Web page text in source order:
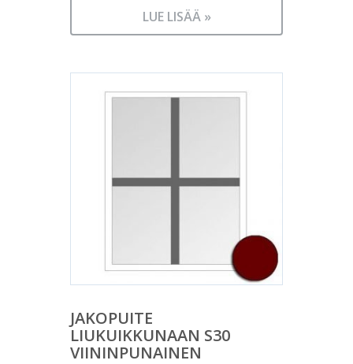
LUE LISÄÄ »
JAKOPUITE
LIUKUIKKUNAAN S30
VIININPUNAINEN